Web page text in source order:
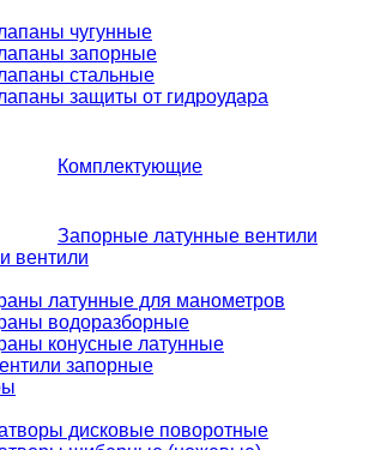
чугунные
запорные
стальные
защиты от гидроудара
Комплектующие
Запорные латунные вентили
вентили
латунные для манометров
водоразборные
конусные латунные
запорные
дисковые поворотные